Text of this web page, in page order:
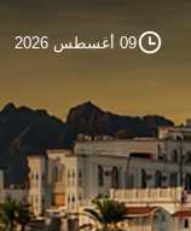
09 أغسطس 2026